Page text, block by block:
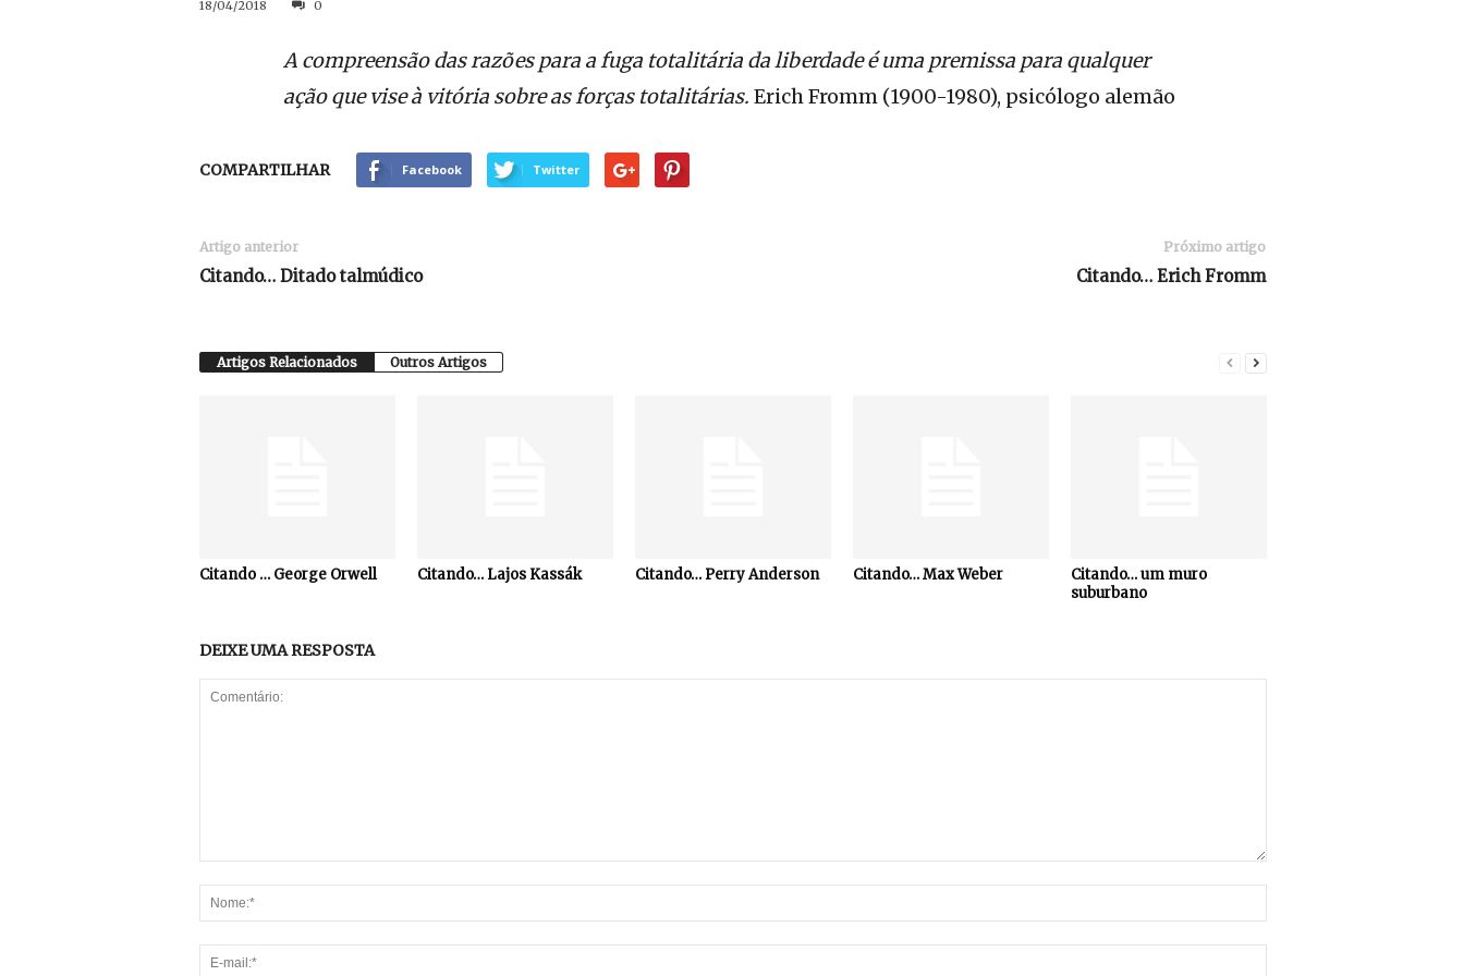
18/04/2018 0
A compreensão das razões para a fuga totalitária da liberdade é uma premissa para qualquer
ação que vise à vitória sobre as forças totalitárias. Erich Fromm (1900-1980), psicólogo alemão
COMPARTILHAR Facebook Twitter
Artigo anterior
Citando… Ditado talmúdico
Próximo artigo
Citando… Erich Fromm
Artigos Relacionados Outros Artigos
Citando … George Orwell Citando… Lajos Kassák Citando… Perry Anderson Citando… Max Weber
Citando… um muro
suburbano
DEIXE UMA RESPOSTA